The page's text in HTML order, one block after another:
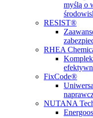
myślą o
RESIST®
RHEA
FixCode®
NUTANA